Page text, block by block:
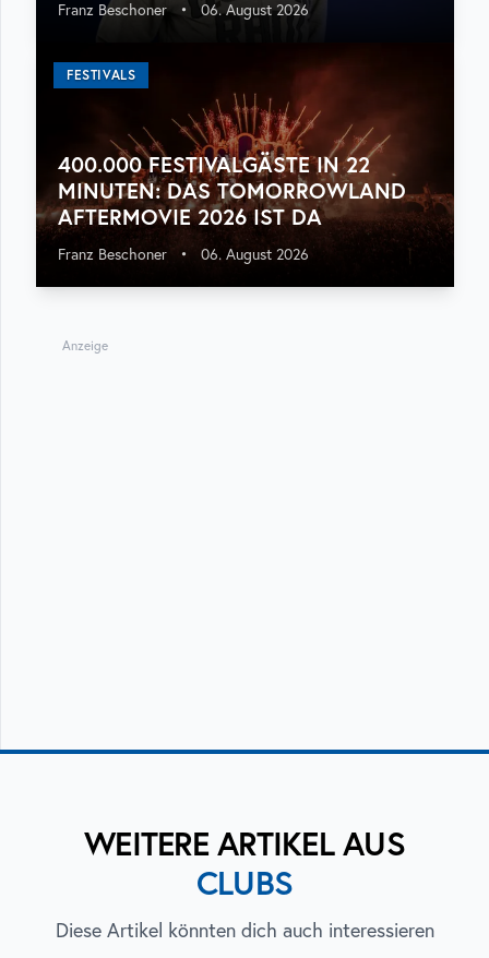
Franz Beschoner • 06. August 2026
FESTIVALS
400.000 FESTIVALGÄSTE IN 22
MINUTEN: DAS TOMORROWLAND
AFTERMOVIE 2026 IST DA
Franz Beschoner • 06. August 2026
Anzeige
WEITERE ARTIKEL AUS
CLUBS
Diese Artikel könnten dich auch interessieren